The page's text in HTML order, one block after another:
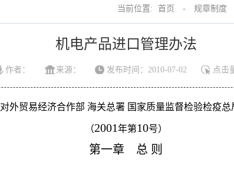
当前位置: 首页 - 规章制度
机电产品进口管理办法
作者： 来源： 发布时间：2010-07-02 点击
对外贸易经济合作部 海关总署 国家质量监督检验检疫总
（2001年第10号）
第一章 总 则